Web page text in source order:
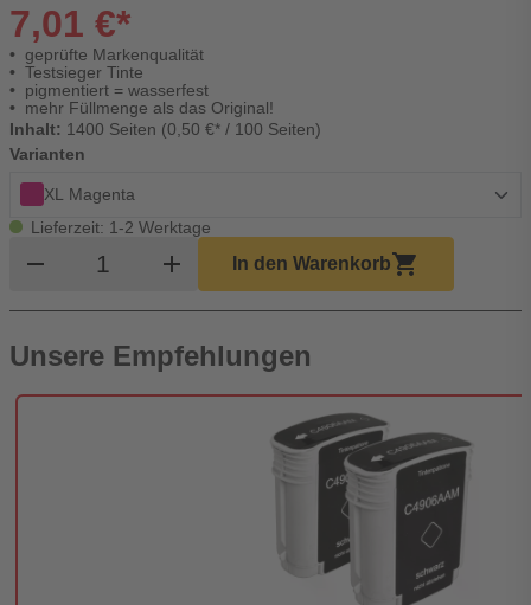
7,01 €*
geprüfte Markenqualität
Testsieger Tinte
pigmentiert = wasserfest
mehr Füllmenge als das Original!
Inhalt: 1400 Seiten (0,50 €* / 100 Seiten)
Varianten
XL Magenta
Lieferzeit: 1-2 Werktage
remove Produkt Warenkorb Menge
add In den Warenkorbshopping_cart
Unsere Empfehlungen